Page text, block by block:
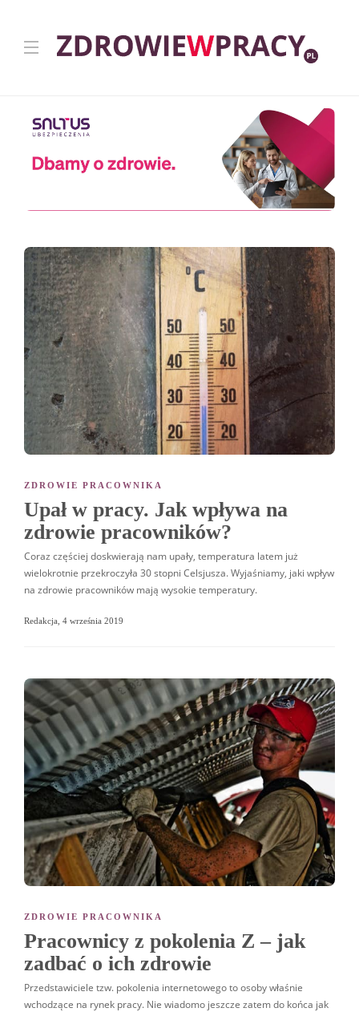
ZDROWIE PRACOWNIKA
Upał w pracy. Jak wpływa na
zdrowie pracowników?
Coraz częściej doskwierają nam upały, temperatura latem już
wielokrotnie przekroczyła 30 stopni Celsjusza. Wyjaśniamy, jaki wpływ
na zdrowie pracowników mają wysokie temperatury.
Redakcja 4 września 2019
ZDROWIE PRACOWNIKA
Pracownicy z pokolenia Z – jak
zadbać o ich zdrowie
Przedstawiciele tzw. pokolenia internetowego to osoby właśnie
wchodzące na rynek pracy. Nie wiadomo jeszcze zatem do końca jak